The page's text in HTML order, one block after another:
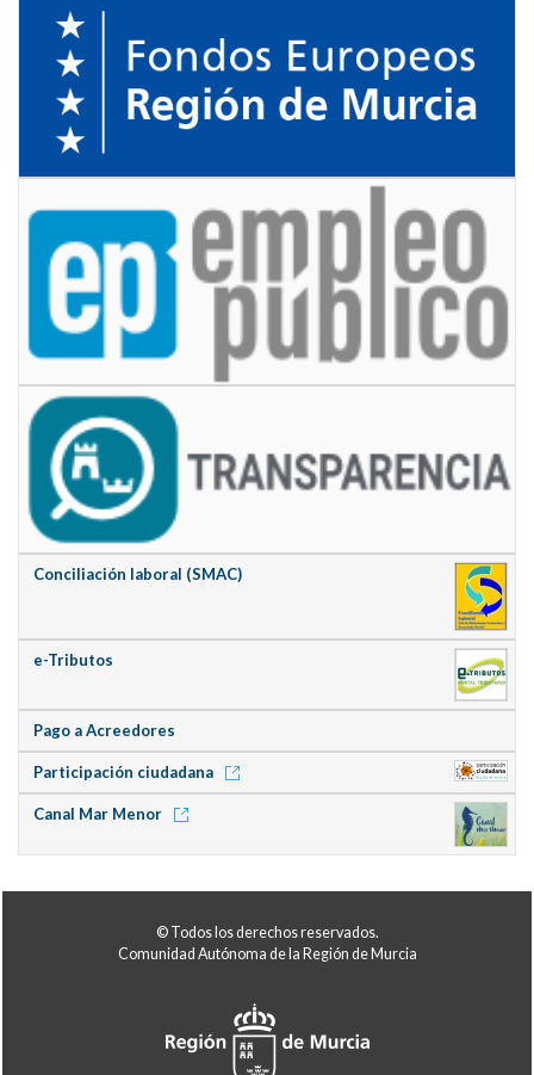
Conciliación laboral (SMAC)
e-Tributos
Pago a Acreedores
Participación ciudadana
Canal Mar Menor
© Todos los derechos reservados.
Comunidad Autónoma de la Región de Murcia